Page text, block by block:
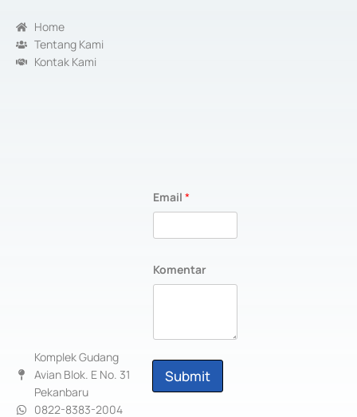
Home
Tentang Kami
Kontak Kami
Komplek Gudang
Avian Blok. E No. 31
Pekanbaru
0822-8383-2004
Email *
m
a
m
i
E
Komentar
Submit